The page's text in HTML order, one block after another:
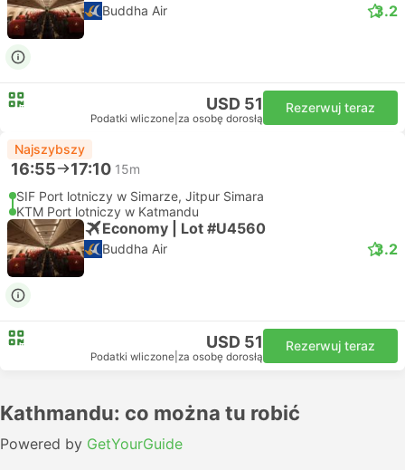
Buddha Air 3.2
USD 51
Podatki wliczone za osobę dorosłą
Rezerwuj teraz
Najszybszy
16:55 17:10 15m
SIF Port lotniczy w Simarze, Jitpur Simara
KTM Port lotniczy w Katmandu
Economy | Lot #U4560
Buddha Air 3.2
USD 51
Podatki wliczone za osobę dorosłą
Rezerwuj teraz
Kathmandu: co można tu robić
Powered by GetYourGuide